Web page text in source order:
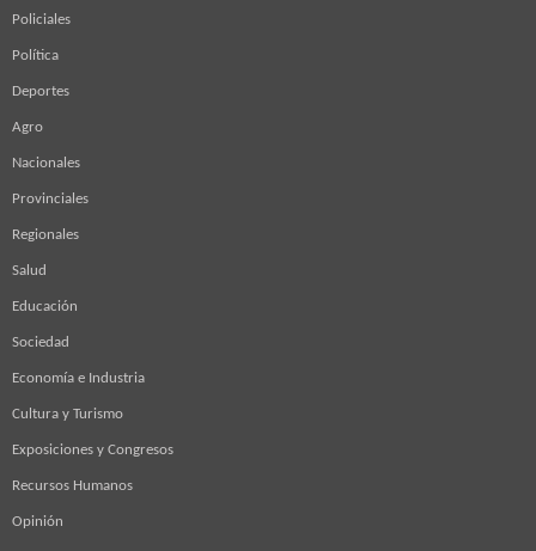
Policiales
Política
Deportes
Agro
Nacionales
Provinciales
Regionales
Salud
Educación
Sociedad
Economía e Industria
Cultura y Turismo
Exposiciones y Congresos
Recursos Humanos
Opinión